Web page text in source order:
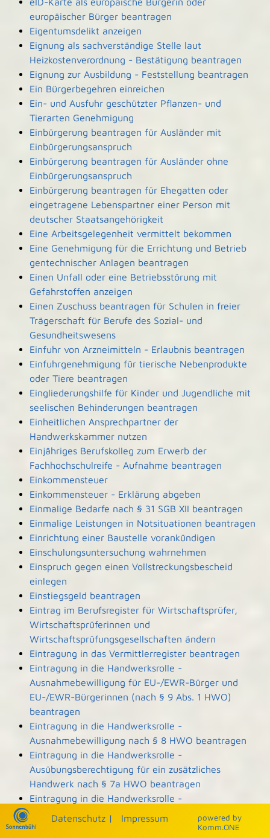
europäischer Bürger beantragen
Eigentumsdelikt anzeigen
Eignung als sachverständige Stelle laut
Heizkostenverordnung - Bestätigung beantragen
Eignung zur Ausbildung - Feststellung beantragen
Ein Bürgerbegehren einreichen
Ein- und Ausfuhr geschützter Pflanzen- und
Tierarten Genehmigung
Einbürgerung beantragen für Ausländer mit
Einbürgerungsanspruch
Einbürgerung beantragen für Ausländer ohne
Einbürgerungsanspruch
Einbürgerung beantragen für Ehegatten oder
eingetragene Lebenspartner einer Person mit
deutscher Staatsangehörigkeit
Eine Arbeitsgelegenheit vermittelt bekommen
Eine Genehmigung für die Errichtung und Betrieb
gentechnischer Anlagen beantragen
Einen Unfall oder eine Betriebsstörung mit
Gefahrstoffen anzeigen
Einen Zuschuss beantragen für Schulen in freier
Trägerschaft für Berufe des Sozial- und
Gesundheitswesens
Einfuhr von Arzneimitteln - Erlaubnis beantragen
Einfuhrgenehmigung für tierische Nebenprodukte
oder Tiere beantragen
Eingliederungshilfe für Kinder und Jugendliche mit
seelischen Behinderungen beantragen
Einheitlichen Ansprechpartner der
Handwerkskammer nutzen
Einjähriges Berufskolleg zum Erwerb der
Fachhochschulreife - Aufnahme beantragen
Einkommensteuer
Einkommensteuer - Erklärung abgeben
Einmalige Bedarfe nach § 31 SGB XII beantragen
Einmalige Leistungen in Notsituationen beantragen
Einrichtung einer Baustelle vorankündigen
Einschulungsuntersuchung wahrnehmen
Einspruch gegen einen Vollstreckungsbescheid
einlegen
Einstiegsgeld beantragen
Eintrag im Berufsregister für Wirtschaftsprüfer,
Wirtschaftsprüferinnen und
Wirtschaftsprüfungsgesellschaften ändern
Eintragung in das Vermittlerregister beantragen
Eintragung in die Handwerksrolle -
Ausnahmebewilligung für EU-/EWR-Bürger und
EU-/EWR-Bürgerinnen (nach § 9 Abs. 1 HWO)
beantragen
Eintragung in die Handwerksrolle -
Ausnahmebewilligung nach § 8 HWO beantragen
Eintragung in die Handwerksrolle -
Ausübungsberechtigung für ein zusätzliches
Handwerk nach § 7a HWO beantragen
Eintragung in die Handwerksrolle -
Ausübungsberechtigung nach § 7b HWO
beantragen
powered by
Komm.ONE
Datenschutz | Impressum